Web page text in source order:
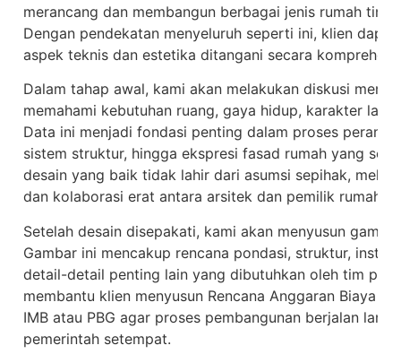
merancang dan membangun berbagai jenis rumah
Dengan pendekatan menyeluruh seperti ini, klien
aspek teknis dan estetika ditangani secara
Dalam tahap awal, kami akan melakukan diskusi
memahami kebutuhan ruang, gaya hidup, karakter
Data ini menjadi fondasi penting dalam proses
sistem struktur, hingga ekspresi fasad rumah yang
desain yang baik tidak lahir dari asumsi sepihak,
dan kolaborasi erat antara arsitek dan pemilik rumah.
Setelah desain disepakati, kami akan menyusun
Gambar ini mencakup rencana pondasi, struktur,
detail-detail penting lain yang dibutuhkan oleh tim
membantu klien menyusun Rencana Anggaran Biaya
IMB atau PBG agar proses pembangunan berjalan
pemerintah setempat.